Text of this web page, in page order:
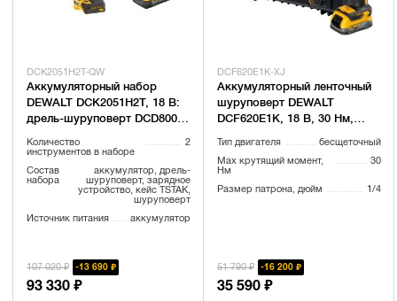
DCK2051H2T-QW
Аккумуляторный набор
DEWALT DCK2051H2T, 18 В:
дрель-шуруповерт DCD800 +
5 Ач и ЗУ, в кейсе TSTAK
Количество
инструментов в наборе
2
Состав
набора
аккумулятор, дрель-
шуруповерт, зарядное
устройство, кейс TSTAK,
шуруповерт
Источник питания аккумулятор
107 020 ₽ 13 690 ₽
93 330 ₽
DCF620E1K-XJ
Аккумуляторный ленточный
шуруповерт DEWALT
DCF620E1K, 18 В, 30 Нм,
(DCF620E1K-XJ)
Тип двигателя бесщеточный
Max крутящий момент,
Нм
30
Размер патрона, дюйм 1/4
51 790 ₽ 16 200 ₽
35 590 ₽